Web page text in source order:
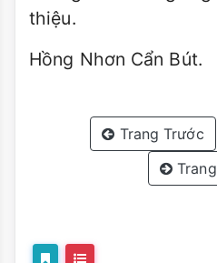
thiệu.
Hồng Nhơn Cẩn Bút.
Trang Trước